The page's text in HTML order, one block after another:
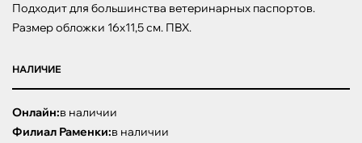
Подходит для большинства ветеринарных паспортов.
Размер обложки 16х11,5 см. ПВХ.
НАЛИЧИЕ
Онлайн:в наличии
Филиал Раменки:в наличии